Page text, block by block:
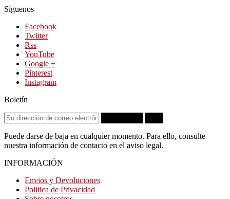
Síguenos
Facebook
Twitter
Rss
YouTube
Google +
Pinterest
Instagram
Boletín
Puede darse de baja en cualquier momento. Para ello, consulte
nuestra información de contacto en el aviso legal.
INFORMACIÓN
Envios y Devoluciones
Politica de Privacidad